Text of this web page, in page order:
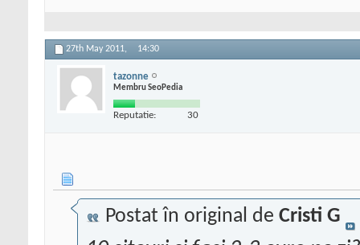
27th May 2011, 14:30
tazonne
Membru SeoPedia
Reputatie: 30
Postat în original de Cristi G